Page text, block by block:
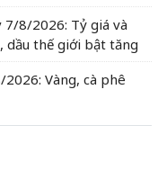
8/2026: Tỷ giá và
dầu thế giới bật tăng
Vàng, cà phê